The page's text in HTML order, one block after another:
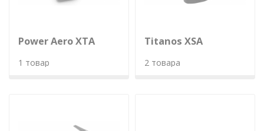
Power Aero XTA
1 товар
Titanos XSA
2 товара